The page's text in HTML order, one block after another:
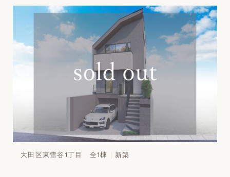
大田区東雪谷1丁目 全1棟 新築